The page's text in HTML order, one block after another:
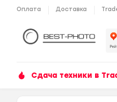
Оплата Доставка
Сдача техники в